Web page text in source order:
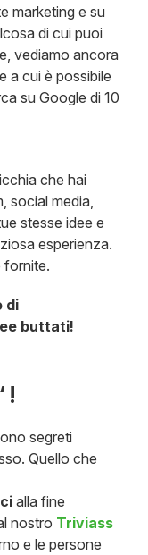
marketing e su
di cui puoi
vediamo ancora
a cui è possibile
su Google di 10
che hai
social media,
stesse idee e
esperienza.
fornite.
di
buttati!
!
segreti
Quello che
alla fine
nostro Triviass
e le persone